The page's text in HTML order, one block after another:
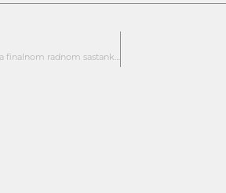
Centar za kulturu i turizam uzeo učešće na finalnom radnom sastanku mreže nezavisnih kino prikazivača